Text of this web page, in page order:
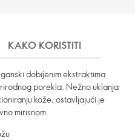
KAKO KORISTITI
dobijenim ekstraktima
porekla. Nežno uklanja
kože, ostavljajući je
mirisnom.